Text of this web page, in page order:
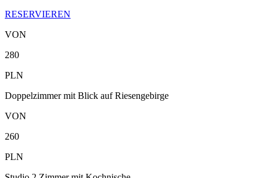
RESERVIEREN
VON
280
PLN
Doppelzimmer mit Blick auf Riesengebirge
VON
260
PLN